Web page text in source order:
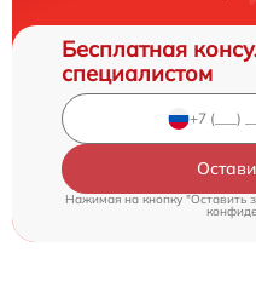
Бесплатная
специалистом
Нажимая на кнопку "Оставить